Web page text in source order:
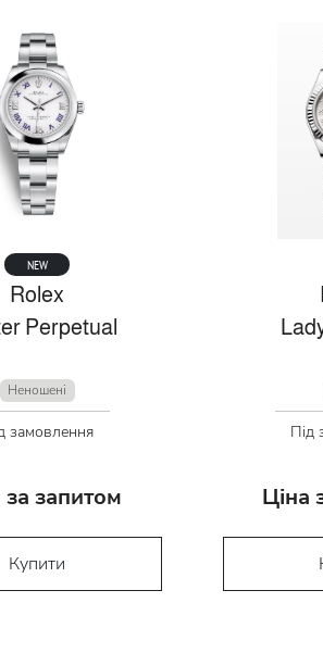
NEW
Rolex
Perpetual
Неношені
замовлення
за запитом
Купити
Під
Ціна